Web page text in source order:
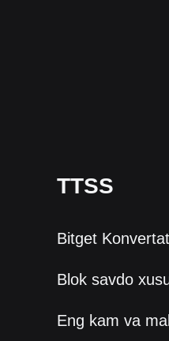
TTSS
Bitget
Blok savdo
Eng kam va